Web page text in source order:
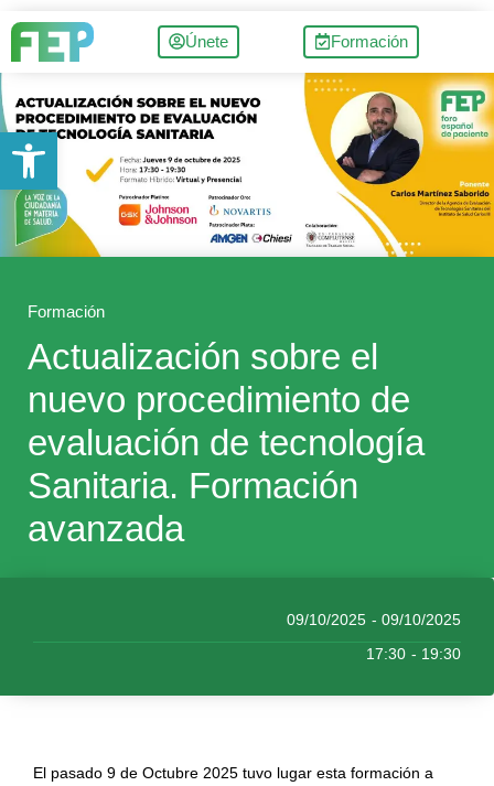
Únete Formación
Formación
Actualización sobre el
nuevo procedimiento de
evaluación de tecnología
Sanitaria. Formación
avanzada
09/10/2025 - 09/10/2025
17:30 - 19:30
El pasado 9 de Octubre 2025 tuvo lugar esta formación a
Abrir barra de herramientas